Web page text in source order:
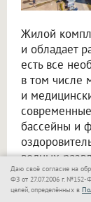
Жилой
и обладает
есть все
в том числе
и
бассейны и
водных
конный
Даю своё согласие на
ФЗ от 27.07.2006 г.
целей, определённых в